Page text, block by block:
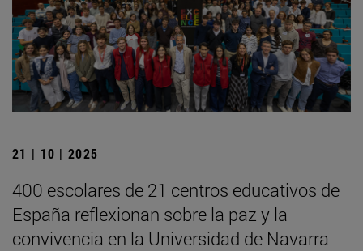
21 | 10 | 2025
400 escolares de 21 centros educativos de
España reflexionan sobre la paz y la
convivencia en la Universidad de Navarra